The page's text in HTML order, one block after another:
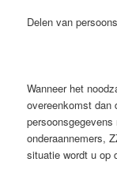
Delen van
Wanneer het
overeenkomst dan
onderaannemers,
situatie wordt u op